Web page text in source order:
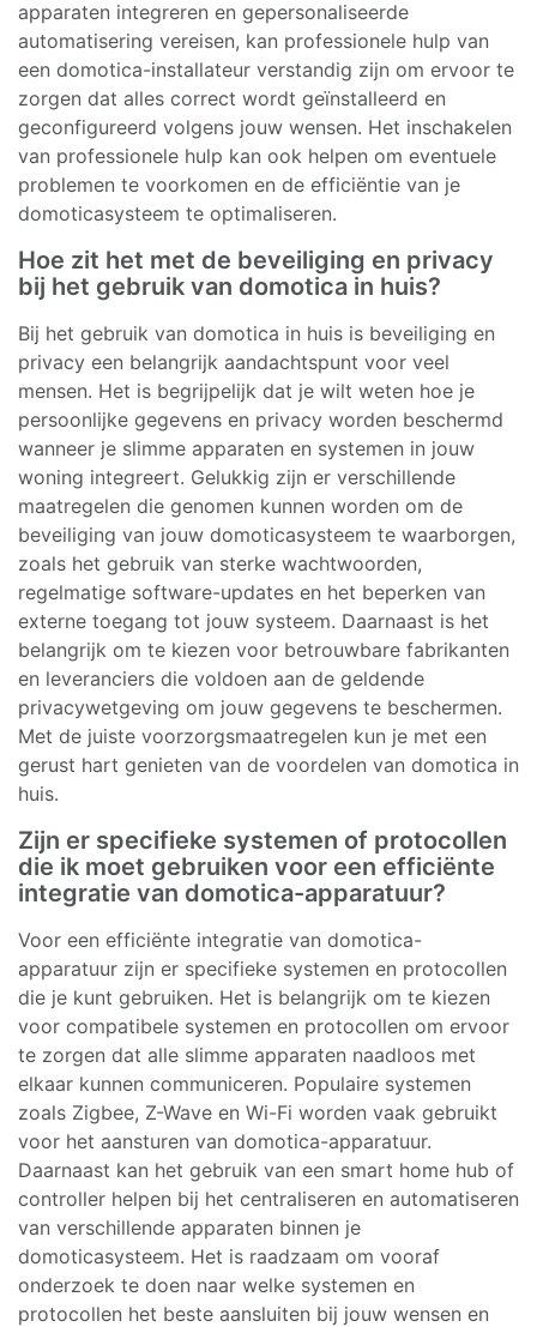
apparaten integreren en gepersonaliseerde
automatisering vereisen, kan professionele hulp van
een domotica-installateur verstandig zijn om ervoor te
zorgen dat alles correct wordt geïnstalleerd en
geconfigureerd volgens jouw wensen. Het inschakelen
van professionele hulp kan ook helpen om eventuele
problemen te voorkomen en de efficiëntie van je
domoticasysteem te optimaliseren.
Hoe zit het met de beveiliging en privacy
bij het gebruik van domotica in huis?
Bij het gebruik van domotica in huis is beveiliging en
privacy een belangrijk aandachtspunt voor veel
mensen. Het is begrijpelijk dat je wilt weten hoe je
persoonlijke gegevens en privacy worden beschermd
wanneer je slimme apparaten en systemen in jouw
woning integreert. Gelukkig zijn er verschillende
maatregelen die genomen kunnen worden om de
beveiliging van jouw domoticasysteem te waarborgen,
zoals het gebruik van sterke wachtwoorden,
regelmatige software-updates en het beperken van
externe toegang tot jouw systeem. Daarnaast is het
belangrijk om te kiezen voor betrouwbare fabrikanten
en leveranciers die voldoen aan de geldende
privacywetgeving om jouw gegevens te beschermen.
Met de juiste voorzorgsmaatregelen kun je met een
gerust hart genieten van de voordelen van domotica in
huis.
Zijn er specifieke systemen of protocollen
die ik moet gebruiken voor een efficiënte
integratie van domotica-apparatuur?
Voor een efficiënte integratie van domotica-
apparatuur zijn er specifieke systemen en protocollen
die je kunt gebruiken. Het is belangrijk om te kiezen
voor compatibele systemen en protocollen om ervoor
te zorgen dat alle slimme apparaten naadloos met
elkaar kunnen communiceren. Populaire systemen
zoals Zigbee, Z-Wave en Wi-Fi worden vaak gebruikt
voor het aansturen van domotica-apparatuur.
Daarnaast kan het gebruik van een smart home hub of
controller helpen bij het centraliseren en automatiseren
van verschillende apparaten binnen je
domoticasysteem. Het is raadzaam om vooraf
onderzoek te doen naar welke systemen en
protocollen het beste aansluiten bij jouw wensen en